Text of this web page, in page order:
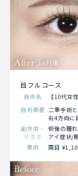
目フルコース
施術名
【10代女
施術概要 二重手術
右4方向に
副作用・
リスク
術後の腫
アイ症状/
費用
両目